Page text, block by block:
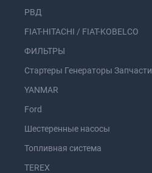
РВД
FIAT-HITACHI / FIAT-KOBELCO
ФИЛЬТРЫ
Стартеры Генераторы Запчасти
YANMAR
Ford
Шестеренные насосы
Топливная система
TEREX